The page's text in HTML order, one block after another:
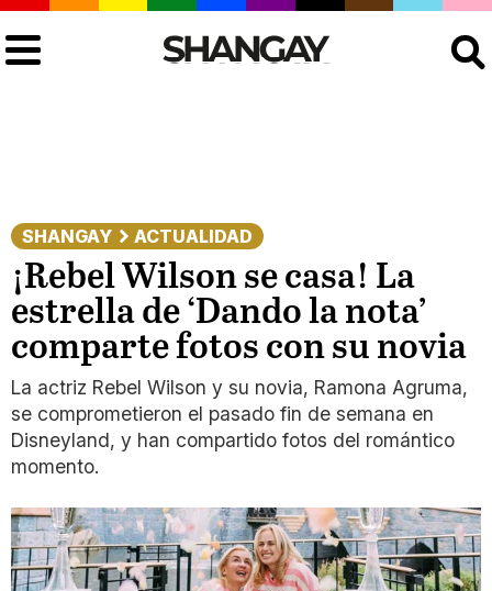
SHANGAY ACTUALIDAD
¡Rebel Wilson se casa! La
estrella de ‘Dando la nota’
comparte fotos con su novia
La actriz Rebel Wilson y su novia, Ramona Agruma,
se comprometieron el pasado fin de semana en
Disneyland, y han compartido fotos del romántico
momento.